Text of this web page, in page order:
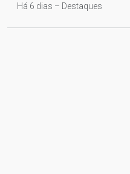
Há 6 dias – Destaques